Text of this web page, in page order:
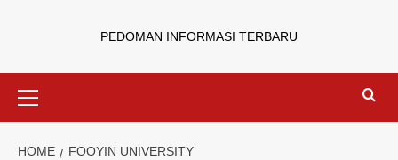
PEDOMAN INFORMASI TERBARU
HOME FOOYIN UNIVERSITY